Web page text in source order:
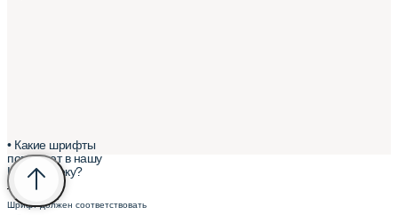
• Какие шрифты
попадают в нашу
Шрифтотеку?
–
Шрифт должен соответствовать